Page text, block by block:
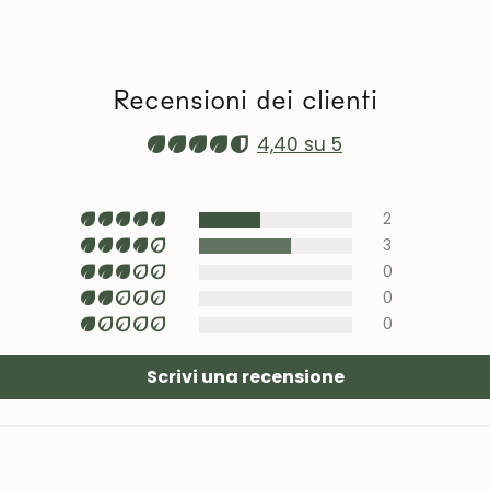
roble.store
Recensioni dei clienti
4,40 su 5
2
3
0
0
0
Scrivi una recensione